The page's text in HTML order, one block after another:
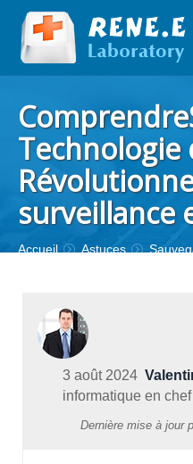
Technologie
surveillance
Vous êtes ici :
Accueil Astuces
3 août 2024
informatique en chef
Dernière mise à jour